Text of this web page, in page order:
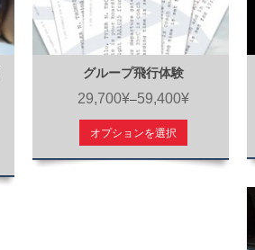
グループ飛行体験
29,700¥–59,400¥
オプションを選択